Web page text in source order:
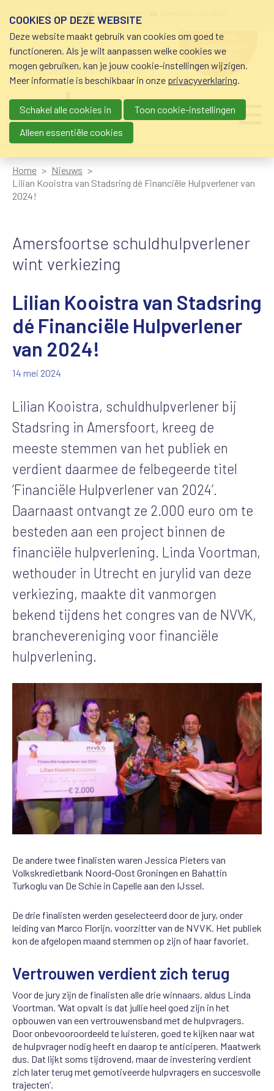
schuldhulp • sociaal krediet •
budgetbeheer • beschermingsbewind
hulp nodig
bij geldzorgen?
0800-8115.nl
Main navigation
Home
Nieuws
Lilian Kooistra van Stadsring dé Financiële Hulpverlener van
2024!
Amersfoortse schuldhulpverlener
wint verkiezing
Lilian Kooistra van Stadsring
dé Financiële Hulpverlener
van 2024!
14 mei 2024
Lilian Kooistra, schuldhulpverlener bij
Stadsring in Amersfoort, kreeg de
meeste stemmen van het publiek en
verdient daarmee de felbegeerde titel
‘Financiële Hulpverlener van 2024’.
Daarnaast ontvangt ze 2.000 euro om te
besteden aan een project binnen de
financiële hulpverlening. Linda Voortman,
wethouder in Utrecht en jurylid van deze
verkiezing, maakte dit vanmorgen
bekend tijdens het congres van de NVVK,
branchevereniging voor financiële
hulpverlening.
De andere twee finalisten waren Jessica Pieters van
Volkskredietbank Noord-Oost Groningen en Bahattin
Turkoglu van De Schie in Capelle aan den IJssel.
De drie finalisten werden geselecteerd door de jury, onder
leiding van Marco Florijn, voorzitter van de NVVK. Het publiek
kon de afgelopen maand stemmen op zijn of haar favoriet.
Vertrouwen verdient zich terug
Voor de jury zijn de finalisten alle drie winnaars, aldus Linda
Voortman. ‘Wat opvalt is dat jullie heel goed zijn in het
opbouwen van een vertrouwensband met de hulpvragers.
Door onbevooroordeeld te luisteren, goed te kijken naar wat
de hulpvrager nodig heeft en daarop te anticiperen. Maatwerk
dus. Dat lijkt soms tijdrovend, maar de investering verdient
zich later terug met gemotiveerde hulpvragers en succesvolle
trajecten’.
COOKIES OP DEZE WEBSITE
Deze website maakt gebruik van cookies om goed te
functioneren. Als je wilt aanpassen welke cookies we
mogen gebruiken, kan je jouw cookie-instellingen wijzigen.
Meer informatie is beschikbaar in onze privacyverklaring.
Schakel alle cookies in
Toon cookie-instellingen
Alleen essentiële cookies